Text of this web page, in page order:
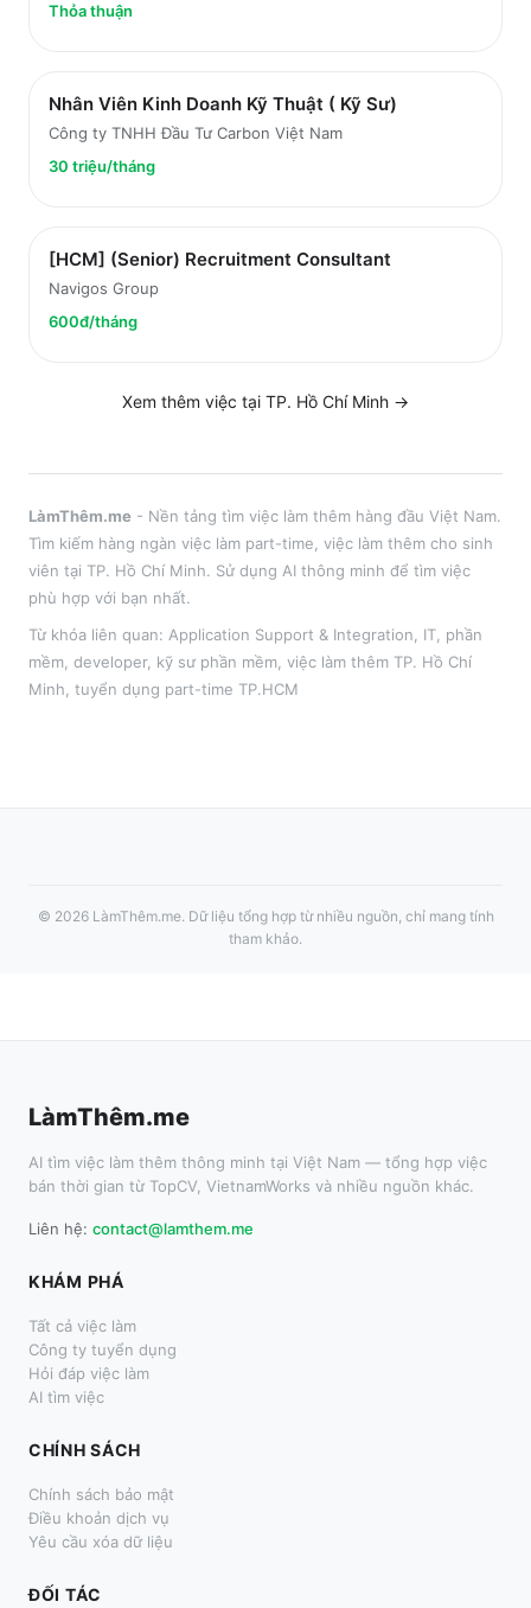
Thỏa thuận
Nhân Viên Kinh Doanh Kỹ Thuật ( Kỹ Sư)
Công ty TNHH Đầu Tư Carbon Việt Nam
30 triệu/tháng
[HCM] (Senior) Recruitment Consultant
Navigos Group
600đ/tháng
Xem thêm việc tại TP. Hồ Chí Minh →
LàmThêm.me - Nền tảng tìm việc làm thêm hàng đầu Việt Nam.
Tìm kiếm hàng ngàn việc làm part-time, việc làm thêm cho sinh
viên tại TP. Hồ Chí Minh. Sử dụng AI thông minh để tìm việc
phù hợp với bạn nhất.
Từ khóa liên quan: Application Support & Integration
IT, phần
mềm, developer, kỹ sư phần mềm , việc làm thêm TP. Hồ Chí
Minh , tuyển dụng part-time TP.HCM
© 2026 LàmThêm.me. Dữ liệu tổng hợp từ nhiều nguồn, chỉ mang tính
tham khảo.
LàmThêm.me
AI tìm việc làm thêm thông minh tại Việt Nam — tổng hợp việc
bán thời gian từ TopCV, VietnamWorks và nhiều nguồn khác.
Liên hệ: contact@lamthem.me
KHÁM PHÁ
Tất cả việc làm
Công ty tuyển dụng
Hỏi đáp việc làm
AI tìm việc
CHÍNH SÁCH
Chính sách bảo mật
Điều khoản dịch vụ
Yêu cầu xóa dữ liệu
ĐỐI TÁC